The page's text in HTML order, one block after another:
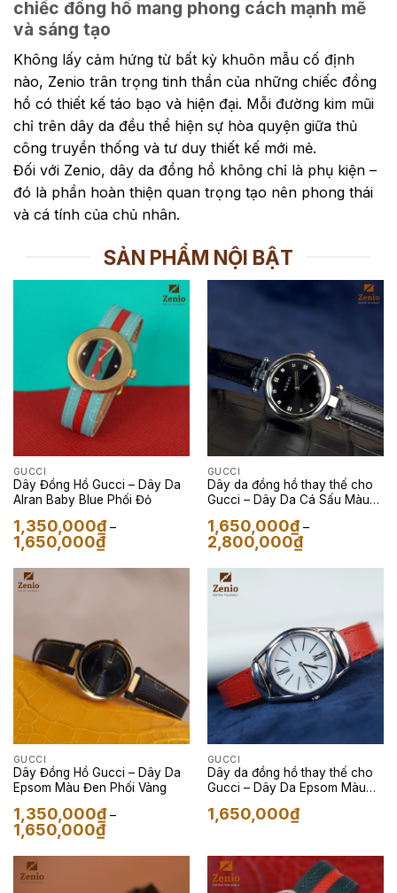
chiếc đồng hồ mang phong cách mạnh mẽ
và sáng tạo
Không lấy cảm hứng từ bất kỳ khuôn mẫu cố định
nào, Zenio trân trọng tinh thần của những chiếc đồng
hồ có thiết kế táo bạo và hiện đại. Mỗi đường kim mũi
chỉ trên dây da đều thể hiện sự hòa quyện giữa thủ
công truyền thống và tư duy thiết kế mới mẻ.
Đối với Zenio, dây da đồng hồ không chỉ là phụ kiện –
đó là phần hoàn thiện quan trọng tạo nên phong thái
và cá tính của chủ nhân.
SẢN PHẨM NỘI BẬT
GUCCI
Dây Đồng Hồ Gucci – Dây Da
Alran Baby Blue Phối Đỏ
1,350,000₫ –
1,650,000₫Khoảng
giá:
GUCCI
Dây da đồng hồ thay thế cho
Gucci – Dây Da Cá Sấu Màu
1,650,000₫ –
2,800,000₫Khoảng
giá:
GUCCI
Dây Đồng Hồ Gucci – Dây Da
Epsom Màu Đen Phối Vàng
1,350,000₫ –
1,650,000₫Khoảng
giá:
1,650,000₫
GUCCI
Dây da đồng hồ thay thế cho
Gucci – Dây Da Epsom Màu
1,650,000₫